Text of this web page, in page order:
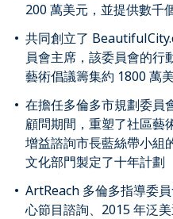
200 萬美元，並提供數千
共同創立了
員會主席，該委員會的行
藝術倡議籌集約 1800 萬
在擔任多倫多市規劃委員
顧問期間，重塑了社區藝
增益諮詢市長藍絲帶小組
文化部門製定了十年計劃
ArtReach 多倫多指導委
心節目諮詢、2015 年泛